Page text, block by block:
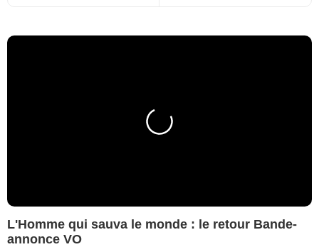
L'Homme qui sauva le monde : le retour Bande-
annonce VO